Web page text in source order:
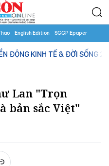
English Edition SGGP Epaper
ĐỘNG KINH TẾ & ĐỜI SỐNG
Lan "Trọn
bản sắc Việt"